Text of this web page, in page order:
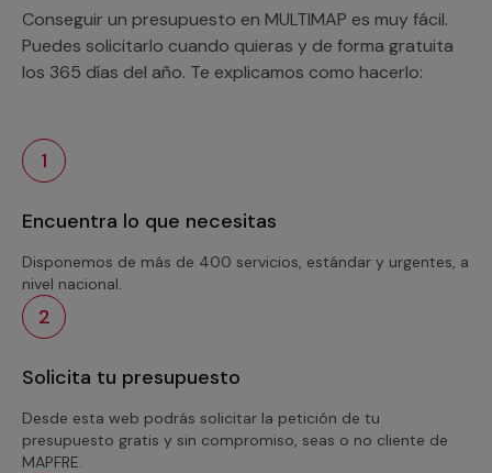
Conseguir un presupuesto en MULTIMAP es muy fácil.
Puedes solicitarlo cuando quieras y de forma gratuita
los 365 días del año. Te explicamos como hacerlo:
1
Encuentra lo que necesitas
Disponemos de más de 400 servicios, estándar y urgentes, a
nivel nacional.
2
Solicita tu presupuesto
Desde esta web podrás solicitar la petición de tu
presupuesto gratis y sin compromiso, seas o no cliente de
MAPFRE.